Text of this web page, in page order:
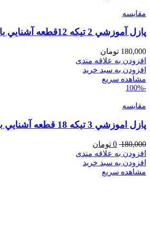
مقایسه
پازل آموزشي 2 تيكه 12قطعه آشنايي با ميوه ها
180,000 تومان
افزودن به علاقه مندی
افزودن به سبد خرید
مشاهده سریع
-100%
مقایسه
پازل اموزشي 3 تيكه 18 قطعه آشنايي باحيوانات جنگل
180,000
0 تومان
افزودن به علاقه مندی
افزودن به سبد خرید
مشاهده سریع